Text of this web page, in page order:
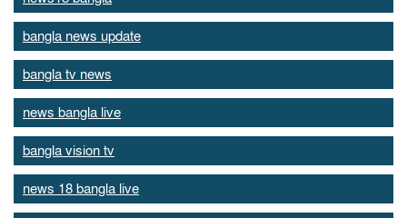
bangla news update
bangla tv news
news bangla live
bangla vision tv
news 18 bangla live